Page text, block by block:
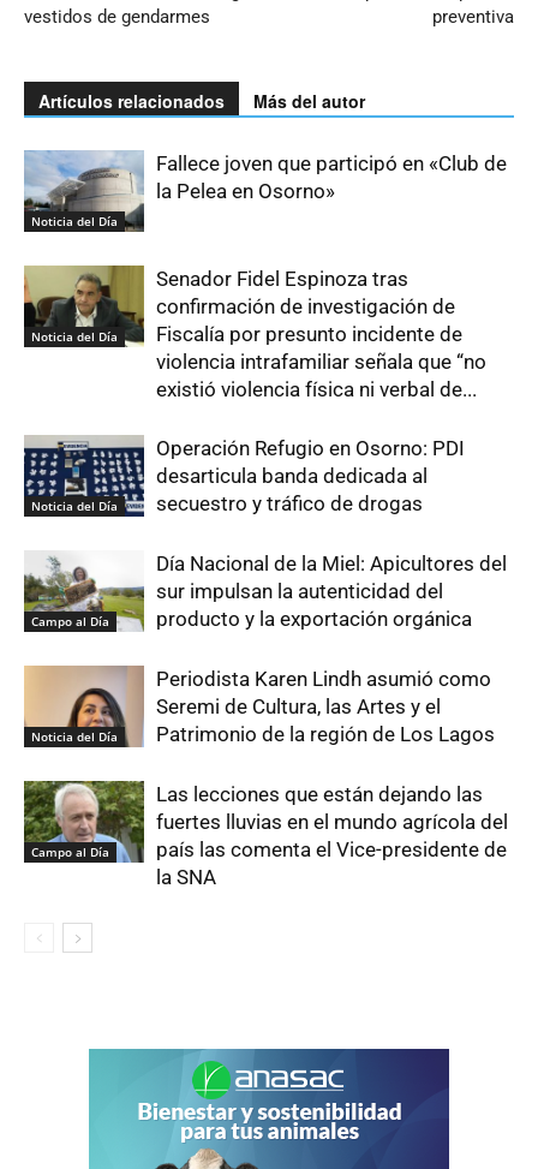
vestidos de gendarmes
preventiva
Artículos relacionados Más del autor
Noticia del Día
Fallece joven que participó en «Club de
la Pelea en Osorno»
Noticia del Día
Senador Fidel Espinoza tras
confirmación de investigación de
Fiscalía por presunto incidente de
violencia intrafamiliar señala que “no
existió violencia física ni verbal de...
Noticia del Día
Operación Refugio en Osorno: PDI
desarticula banda dedicada al
secuestro y tráfico de drogas
Campo al Día
Día Nacional de la Miel: Apicultores del
sur impulsan la autenticidad del
producto y la exportación orgánica
Noticia del Día
Periodista Karen Lindh asumió como
Seremi de Cultura, las Artes y el
Patrimonio de la región de Los Lagos
Campo al Día
Las lecciones que están dejando las
fuertes lluvias en el mundo agrícola del
país las comenta el Vice-presidente de
la SNA